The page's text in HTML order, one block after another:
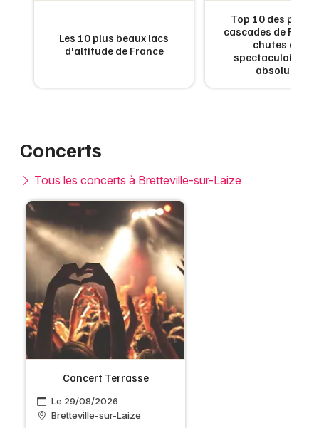
Les 10 plus beaux lacs
d'altitude de France
Top 10 des plus
cascades de
chutes d'eau
spectaculaires à
absolument
Concerts
Tous les concerts à Bretteville-sur-Laize
Concert Terrasse
Le 29/08/2026
Bretteville-sur-Laize